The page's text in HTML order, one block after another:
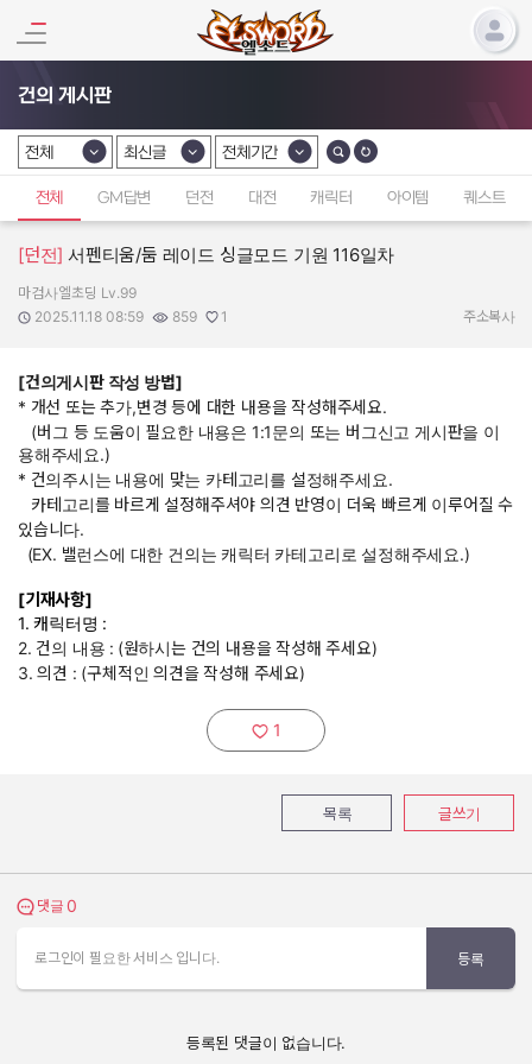
건의 게시판
카테고리 선택
전체
카테고리 선택
최신글
카테고리 선택
전체기간
전체 GM답변 던전 대전 캐릭터 아이템 퀘스트
[던전] 서펜티움/둠 레이드 싱글모드 기원 116일차
작성자:
마검사엘초딩 Lv.99
작성일:
2025.11.18 08:59
조회수:
859
추천수:
1 주소복사
[건의게시판 작성 방법]
* 개선 또는 추가,변경 등에 대한 내용을 작성해주세요.
(버그 등 도움이 필요한 내용은 1:1문의 또는 버그신고 게시판을 이
용해주세요.)
* 건의주시는 내용에 맞는 카테고리를 설정해주세요.
카테고리를 바르게 설정해주셔야 의견 반영이 더욱 빠르게 이루어질 수
있습니다.
(EX. 밸런스에 대한 건의는 캐릭터 카테고리로 설정해주세요.)
[기재사항]
1. 캐릭터명 :
2. 건의 내용 : (원하시는 건의 내용을 작성해 주세요)
3. 의견 : (구체적인 의견을 작성해 주세요)
추천하기:
1
목록 글쓰기
댓글 보기
댓글 0
로그인이 필요한 서비스 입니다. 등록
등록된 댓글이 없습니다.